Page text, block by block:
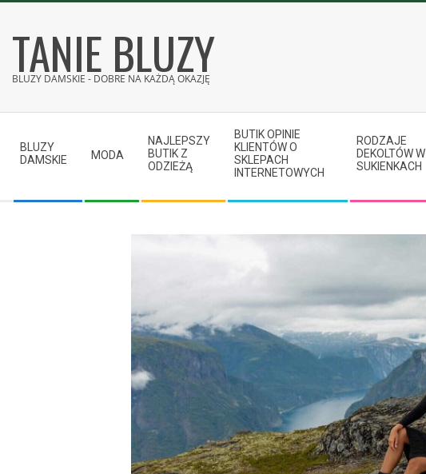
content
TANIE BLUZY
BLUZY DAMSKIE - DOBRE NA KAŻDĄ OKAZJĘ
Navigation
Menu
BLUZY
DAMSKIE
MODA
NAJLEPSZY
BUTIK Z
ODZIEŻĄ
BUTIK OPINIE
KLIENTÓW O
SKLEPACH
INTERNETOWYCH
RODZAJE
DEKOLTÓW W
SUKIENKACH